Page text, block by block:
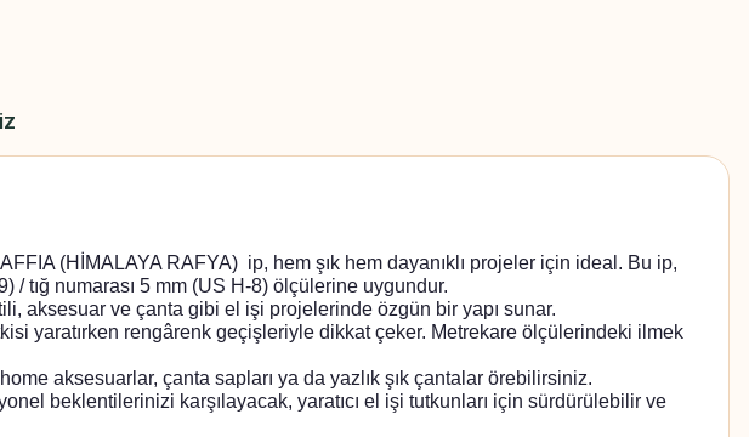
(HİMALAYA RAFYA) ip, hem şık hem dayanıklı projeler için ideal. Bu ip,
/ tığ numarası 5 mm (US H-8) ölçülerine uygundur.
aksesuar ve çanta gibi el işi projelerinde özgün bir yapı sunar.
yaratırken rengârenk geçişleriyle dikkat çeker. Metrekare ölçülerindeki ilmek
aksesuarlar, çanta sapları ya da yazlık şık çantalar örebilirsiniz.
beklentilerinizi karşılayacak, yaratıcı el işi tutkunları için sürdürülebilir ve